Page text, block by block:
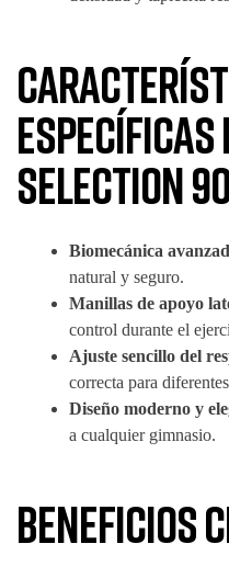
específicas
Selection
Biomecánica
natural y seguro.
Manillas de apoyo
control durante el
Ajuste sencillo del
correcta para
Diseño moderno y
a cualquier gimnasio.
Beneficios